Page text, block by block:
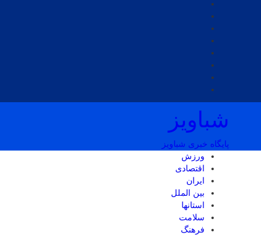
شباویز
پایگاه خبری شباویز
ورزش
اقتصادی
ایران
بین الملل
استانها
سلامت
فرهنگ